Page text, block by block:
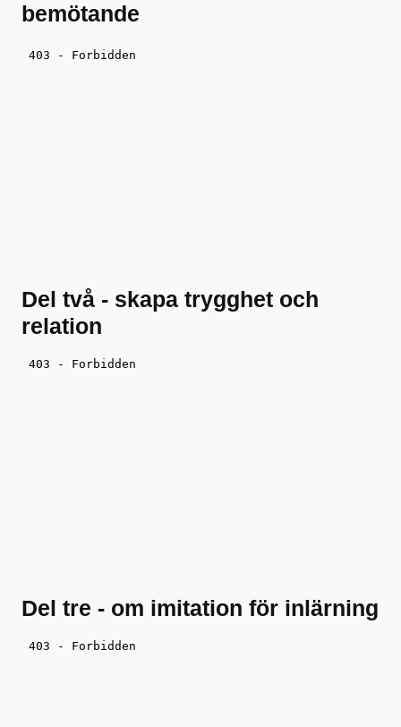
bemötande
Del två - skapa trygghet och
relation
Del tre - om imitation för inlärning